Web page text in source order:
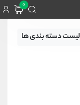
0
لیست دسته بندی ها